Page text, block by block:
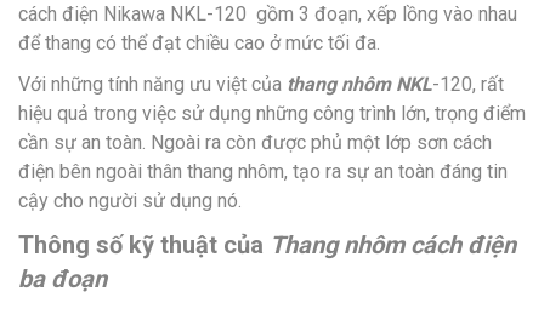
cách điện Nikawa NKL-120 gồm 3 đoạn, xếp lồng vào nhau
để thang có thể đạt chiều cao ở mức tối đa.
Với những tính năng ưu việt của thang nhôm NKL-120, rất
hiệu quả trong việc sử dụng những công trình lớn, trọng điểm
cần sự an toàn. Ngoài ra còn được phủ một lớp sơn cách
điện bên ngoài thân thang nhôm, tạo ra sự an toàn đáng tin
cậy cho người sử dụng nó.
Thông số kỹ thuật của Thang nhôm cách điện
ba đoạn